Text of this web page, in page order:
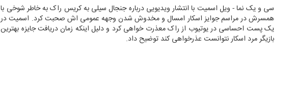
سی و یک نما - ویل اسمیت با انتشار ویدیویی درباره جنجال سیلی به کریس راک به خاطر شوخی با
همسرش در مراسم جوایز اسکار امسال و مخدوش شدن وجهه عمومی اش صحبت کرد. اسمیت در
یک پست احساسی در یوتیوب از راک معذرت خواهی کرد و دلیل اینکه زمان دریافت جایزه بهترین
بازیگر مرد اسکار نتوانست عذرخواهی کند توضیح داد.